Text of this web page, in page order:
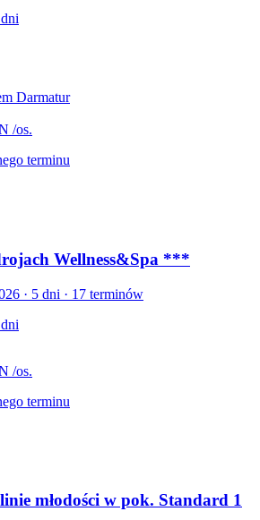
Darmatur
/os.
terminu
Wellness&Spa ***
· 5 dni · 17 terminów
/os.
terminu
młodości w pok. Standard 1